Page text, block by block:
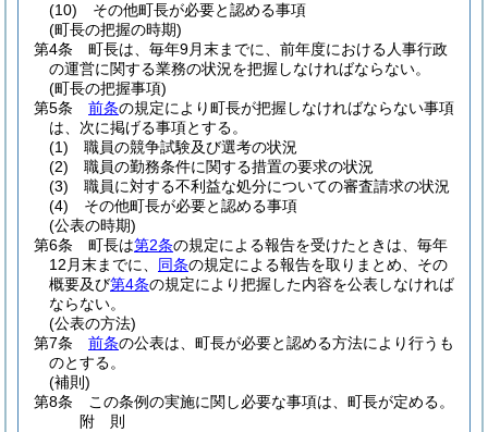
(10)
その他町長が必要と認める事項
(町長の把握の時期)
第4条
町長は、毎年9月末までに、前年度における人事行政
の運営に関する業務の状況を把握しなければならない。
(町長の把握事項)
第5条
前条の規定により町長が把握しなければならない事項
は、次に掲げる事項とする。
(1)
職員の競争試験及び選考の状況
(2)
職員の勤務条件に関する措置の要求の状況
(3)
職員に対する不利益な処分についての審査請求の状況
(4)
その他町長が必要と認める事項
(公表の時期)
第6条
町長は第2条の規定による報告を受けたときは、毎年
12月末までに、 同条の規定による報告を取りまとめ、その
概要及び第4条の規定により把握した内容を公表しなければ
ならない。
(公表の方法)
第7条
前条の公表は、町長が必要と認める方法により行うも
のとする。
(補則)
第8条
この条例の実施に関し必要な事項は、町長が定める。
附 則